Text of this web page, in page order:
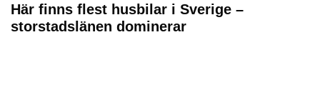
Här finns flest husbilar i Sverige –
storstadslänen dominerar